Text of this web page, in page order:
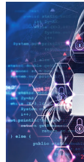
produktu
je
0,0
z
hvězdiček.